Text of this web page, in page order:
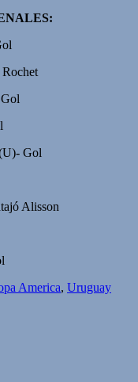
Gol
Alisson
America, Uruguay